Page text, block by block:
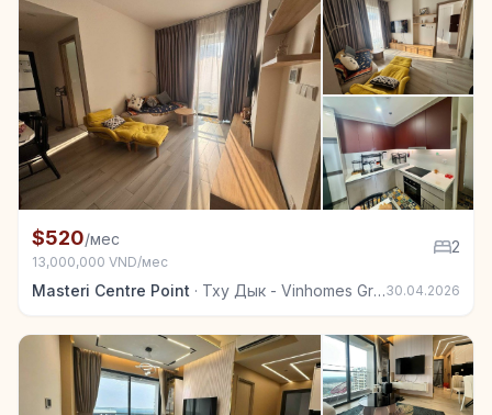
Квартира в аренду в Тху Дык - Vinhomes Grand
$520/мес
13,000,000 VND/мес
2
Masteri Centre Point · Тху Дык - Vinhomes Grand Park 30.04.2026